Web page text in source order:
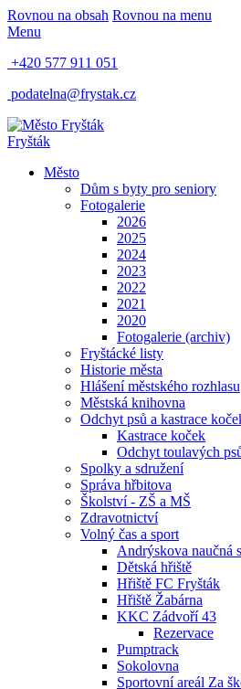
Rovnou na obsah Rovnou na menu
Menu
+420 577 911 051
podatelna@frystak.cz
Fryšták
Město
Dům s byty pro seniory
Fotogalerie
2026
2025
2024
2023
2022
2021
2020
Fotogalerie (archiv)
Fryštácké listy
Historie města
Hlášení městského rozhlasu
Městská knihovna
Odchyt psů a kastrace
Kastrace koček
Odchyt toulavých
Spolky a sdružení
Správa hřbitova
Školství - ZŠ a MŠ
Zdravotnictví
Volný čas a sport
Andrýskova naučná
Dětská hřiště
Hřiště FC Fryšták
Hřiště Žabárna
KKC Zádvoří 43
Rezervace
Pumptrack
Sokolovna
Sportovní areál Za